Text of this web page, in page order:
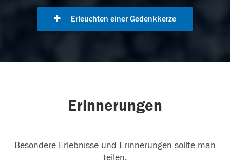
Erleuchten einer Gedenkkerze
Erinnerungen
Besondere Erlebnisse und Erinnerungen sollte man
teilen.